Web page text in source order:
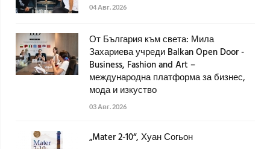
04 Авг. 2026
От България към света: Мила
Захариева учреди Balkan Open Door -
Business, Fashion and Art –
международна платформа за бизнес,
мода и изкуство
03 Авг. 2026
„Mater 2-10“, Хуан Согьон